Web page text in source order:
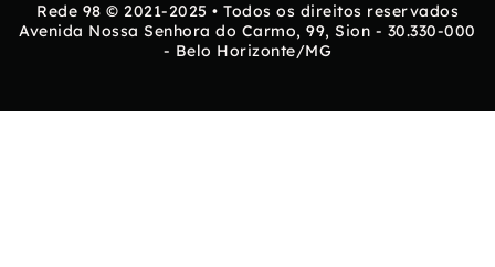
Rede 98 © 2021-2025 • Todos os direitos reservados
Avenida Nossa Senhora do Carmo, 99, Sion - 30.330-000
- Belo Horizonte/MG